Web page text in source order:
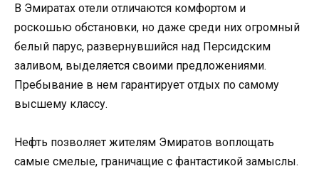
В Эмиратах отели отличаются комфортом и
роскошью обстановки, но даже среди них огромный
белый парус, развернувшийся над Персидским
заливом, выделяется своими предложениями.
Пребывание в нем гарантирует отдых по самому
высшему классу.
Нефть позволяет жителям Эмиратов воплощать
самые смелые, граничащие с фантастикой замыслы.